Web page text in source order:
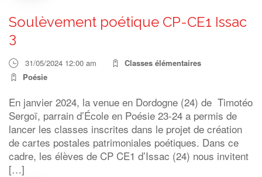
Soulèvement poétique CP-CE1 Issac
3
31/05/2024 12:00 am
Classes élémentaires
Poésie
En janvier 2024, la venue en Dordogne (24) de Timotéo
Sergoï, parrain d’École en Poésie 23-24 a permis de
lancer les classes inscrites dans le projet de création
de cartes postales patrimoniales poétiques. Dans ce
cadre, les élèves de CP CE1 d’Issac (24) nous invitent
[…]